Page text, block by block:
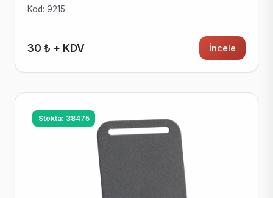
Kod: 9215
30 ₺ + KDV İncele
Stokta: 38475